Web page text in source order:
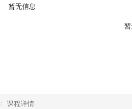
暂无信息
课程详情